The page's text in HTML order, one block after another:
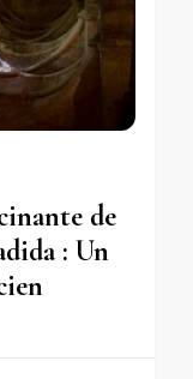
de
: Un